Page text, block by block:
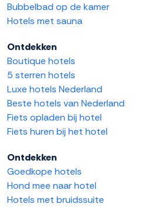
Bubbelbad op de kamer
Hotels met sauna
Ontdekken
Boutique hotels
5 sterren hotels
Luxe hotels Nederland
Beste hotels van Nederland
Fiets opladen bij hotel
Fiets huren bij het hotel
Ontdekken
Goedkope hotels
Hond mee naar hotel
Hotels met bruidssuite